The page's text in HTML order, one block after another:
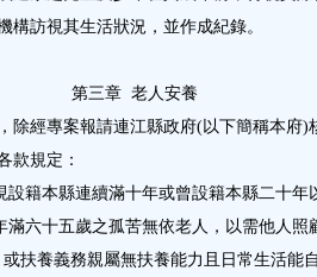
構訪視其生活狀況，並作成紀錄。
第三章 老人安養
除經專案報請連江縣政府(以下簡稱本府)
款規定：
設籍本縣連續滿十年或曾設籍本縣二十年
滿六十五歲之孤苦無依老人，以需他人照
或扶養義務親屬無扶養能力且日常生活能